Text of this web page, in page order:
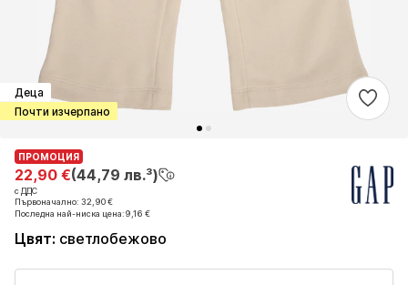
Деца
Почти изчерпано
ПРОМОЦИЯ
22,90 €(44,79 лв.³)
с ДДС
Първоначално: 32,90 €
Последна най-ниска цена:9,16 €
ПРОМОЦИЯ
22,90 €(44,79 лв.³)
с ДДС
Първоначално: 32,90 €
Последна най-ниска цена:9,16 €
Цвят: светлобежово